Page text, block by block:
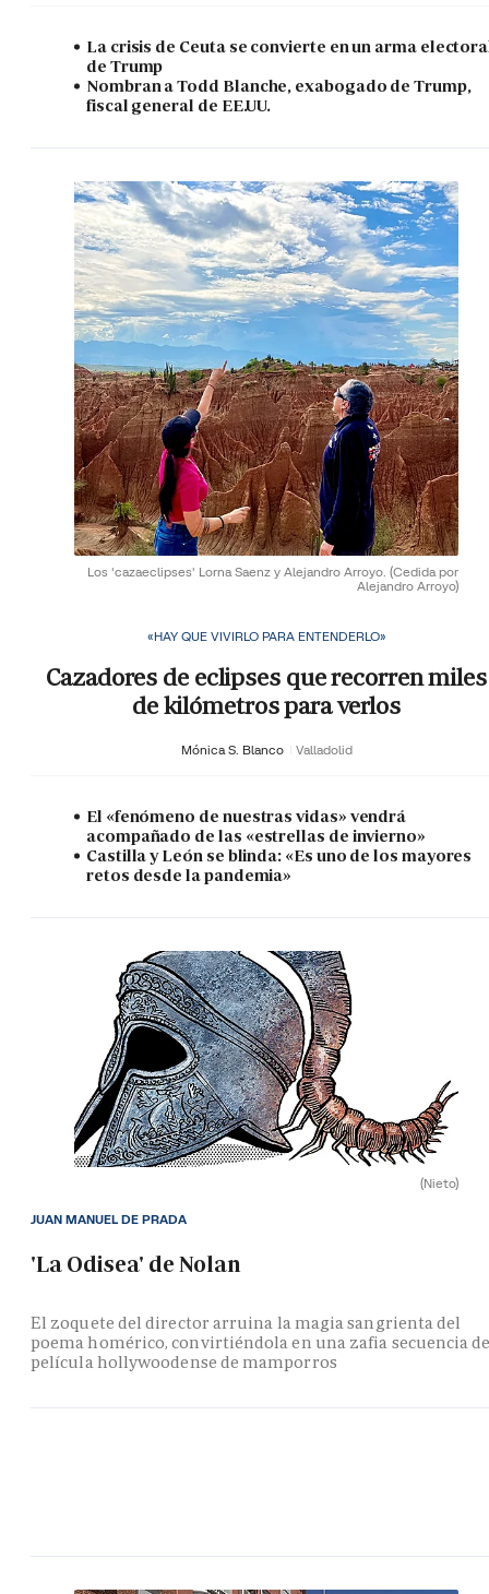
La crisis de Ceuta se convierte en un arma
de Trump
Nombran a Todd Blanche, exabogado de Trump,
fiscal general de EE.UU.
Los 'cazaeclipses' Lorna Saenz y Alejandro Arroyo. (Cedida por
Alejandro Arroyo)
«HAY QUE VIVIRLO PARA ENTENDERLO»
Cazadores de eclipses que recorren miles
de kilómetros para verlos
Mónica S. Blanco Valladolid
El «fenómeno de nuestras vidas» vendrá
acompañado de las «estrellas de invierno»
Castilla y León se blinda: «Es uno de los mayores
retos desde la pandemia»
(Nieto)
'La Odisea' de Nolan
El zoquete del director arruina la magia sangrienta del
poema homérico, convirtiéndola en una zafia secuencia
película hollywoodense de mamporros
JUAN MANUEL DE PRADA